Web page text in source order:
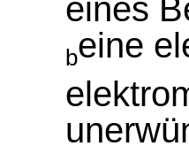
eines
beine